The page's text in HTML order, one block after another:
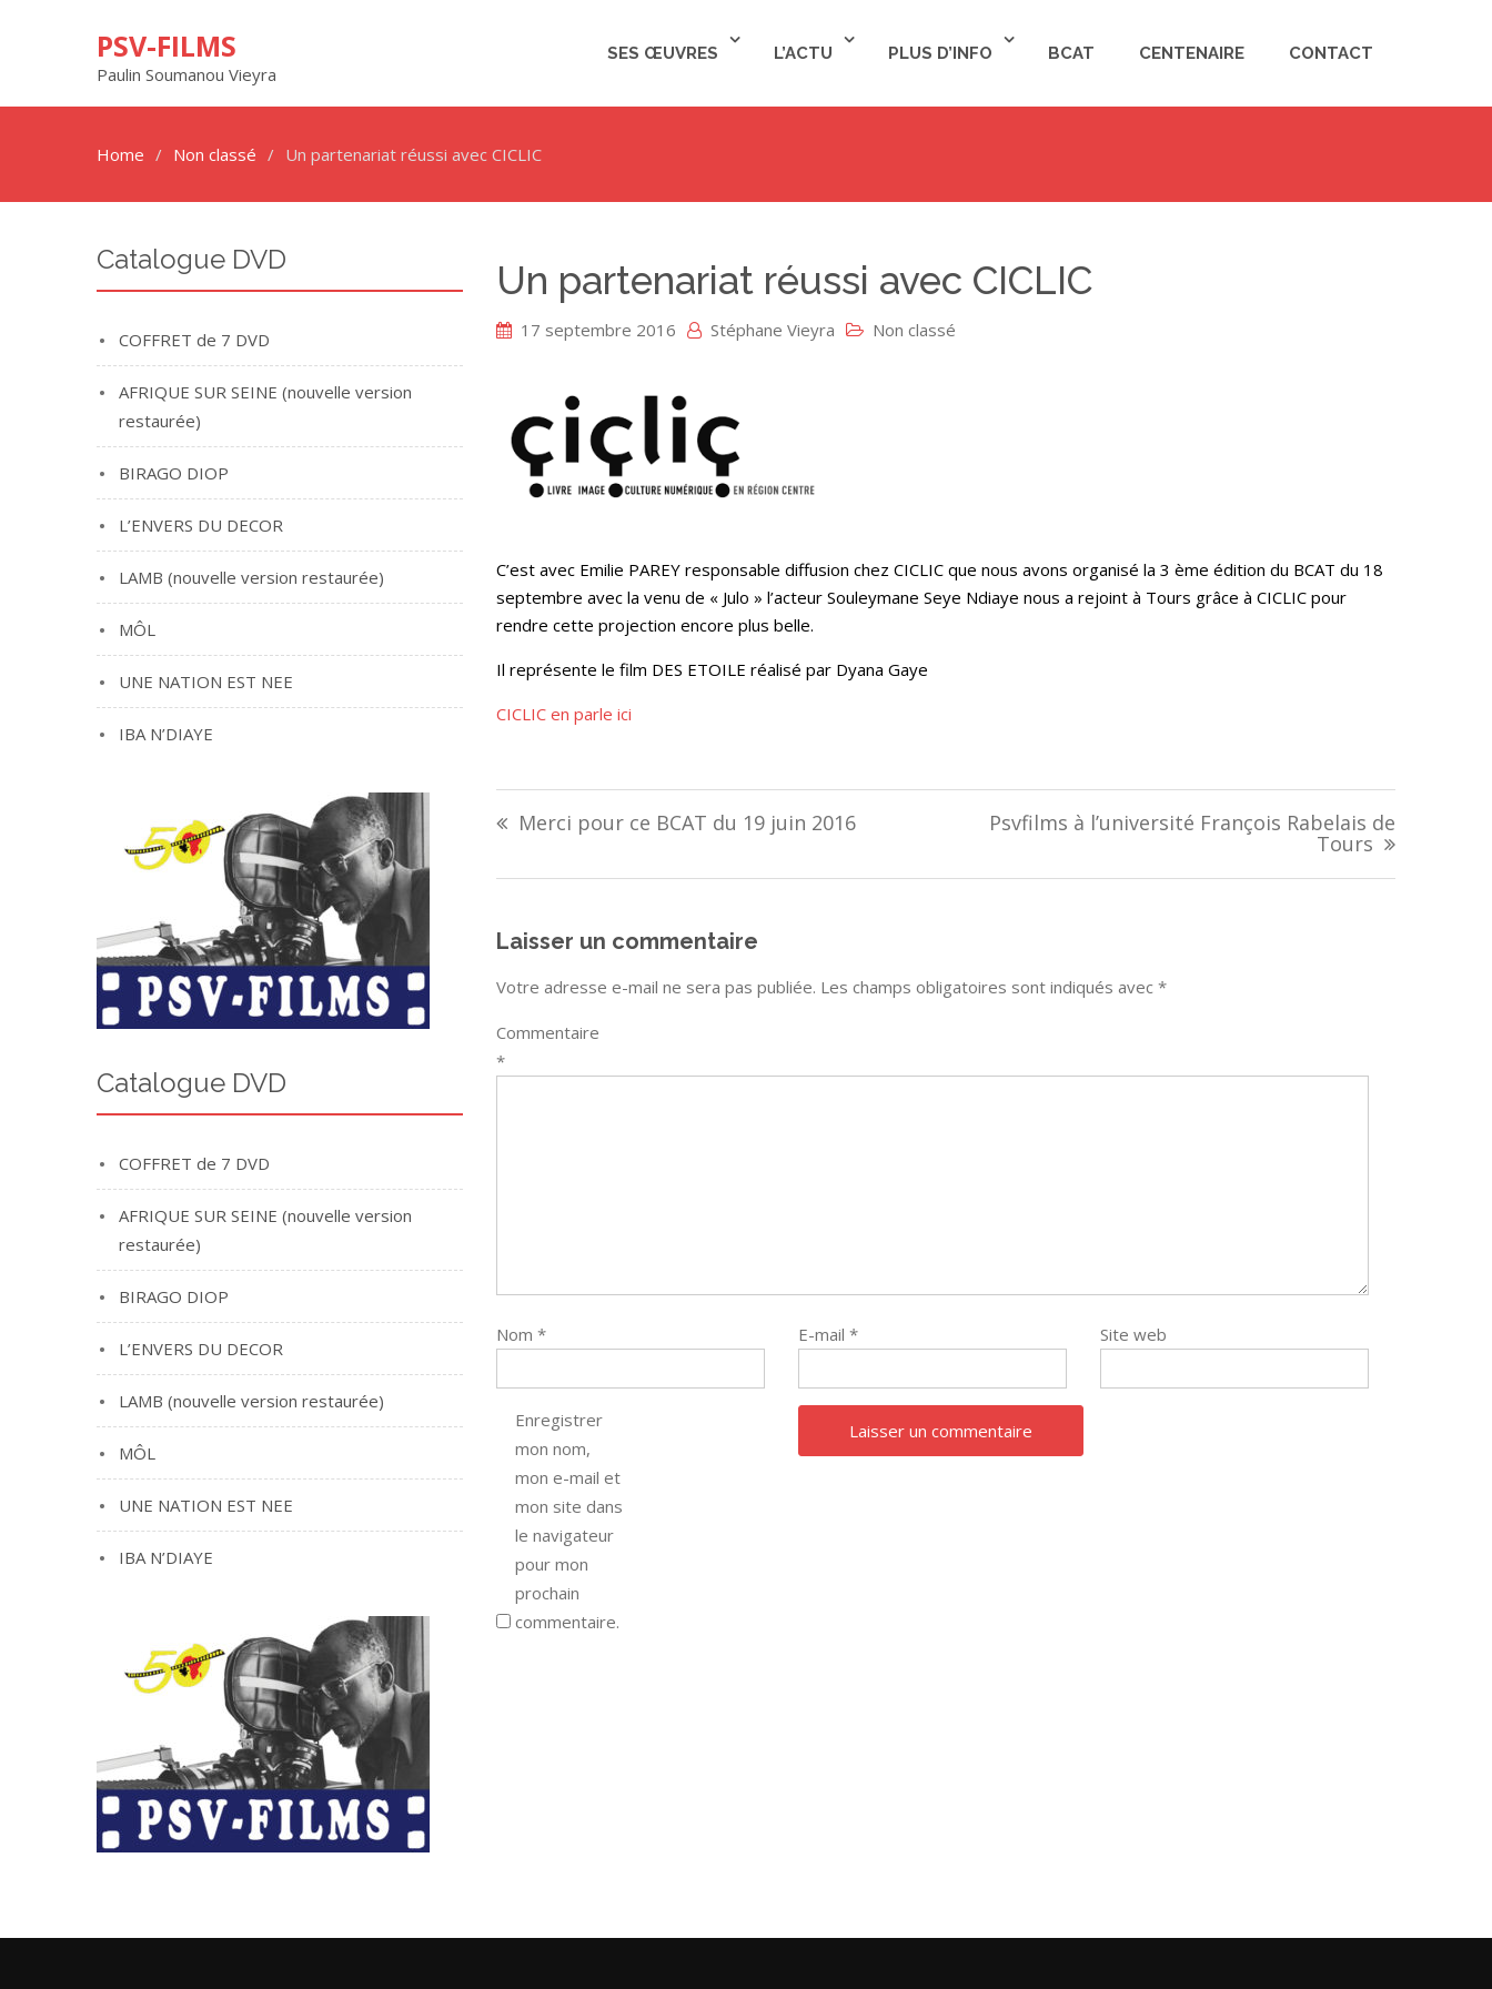
PSV-FILMS
Paulin Soumanou Vieyra
SES ŒUVRES L’ACTU PLUS D’INFO BCAT CENTENAIRE CONTACT
Home Non classé Un partenariat réussi avec CICLIC
Un partenariat réussi avec CICLIC
17 septembre 2016 Stéphane Vieyra Non classé
C’est avec Emilie PAREY responsable diffusion chez CICLIC que nous avons organisé la 3 ème édition du BCAT du 18
septembre avec la venu de « Julo » l’acteur Souleymane Seye Ndiaye nous a rejoint à Tours grâce à CICLIC pour
rendre cette projection encore plus belle.
Il représente le film DES ETOILE réalisé par Dyana Gaye
CICLIC en parle ici
deMerci pour ce BCAT du 19 juin 2016 Psvfilms à l’université François Rabelais de
Tours
Laisser un commentaire
Votre adresse e-mail ne sera pas publiée. Les champs obligatoires sont indiqués avec *
Commentaire
*
Nom * E-mail * Site web
Enregistrer
mon nom,
mon e-mail et
mon site dans
le navigateur
pour mon
prochain
commentaire.
Catalogue DVD
COFFRET de 7 DVD
AFRIQUE SUR SEINE (nouvelle version
restaurée)
BIRAGO DIOP
L’ENVERS DU DECOR
LAMB (nouvelle version restaurée)
MÔL
UNE NATION EST NEE
IBA N’DIAYE
Catalogue DVD
COFFRET de 7 DVD
AFRIQUE SUR SEINE (nouvelle version
restaurée)
BIRAGO DIOP
L’ENVERS DU DECOR
LAMB (nouvelle version restaurée)
MÔL
UNE NATION EST NEE
IBA N’DIAYE